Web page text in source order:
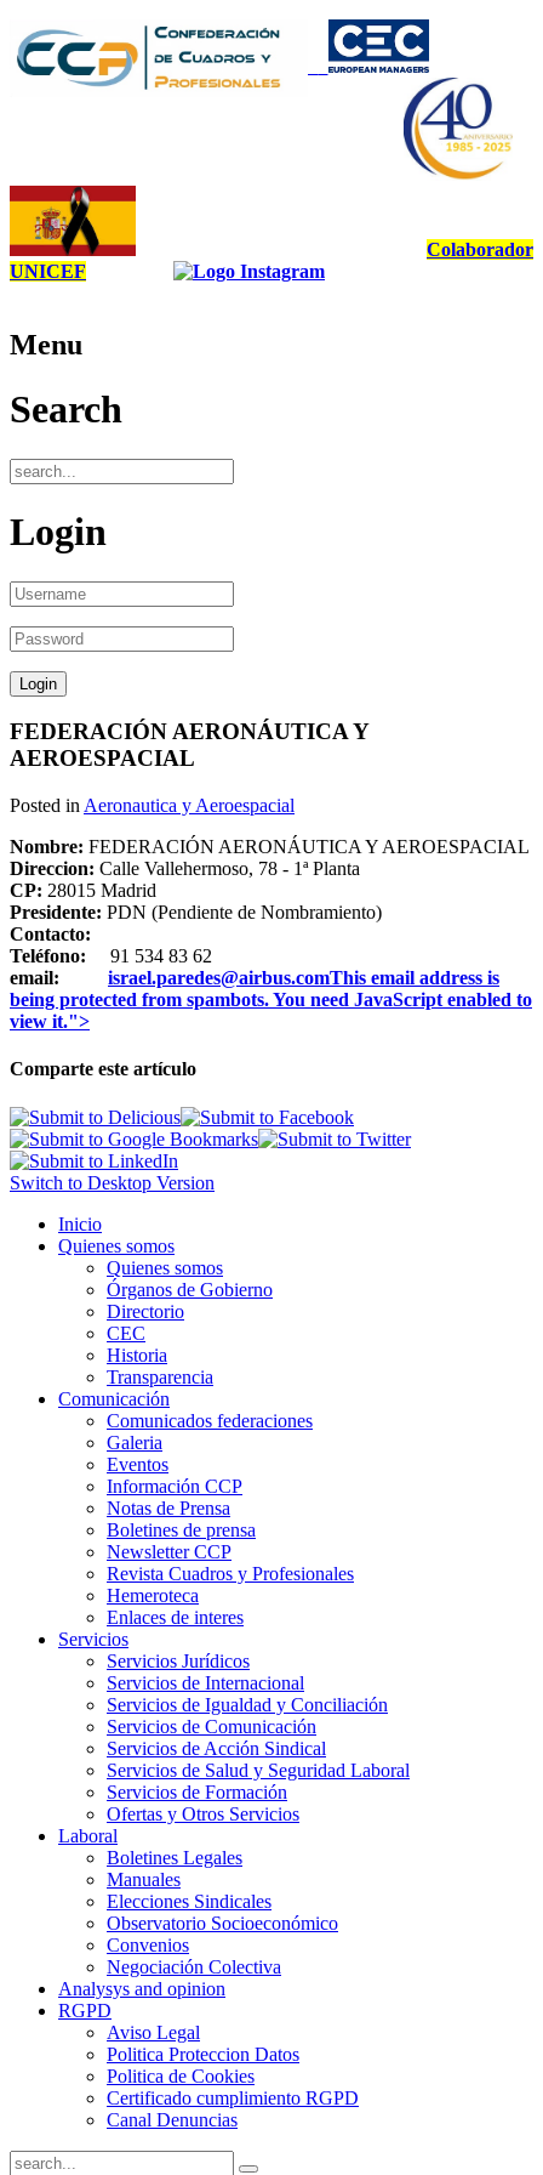
Colaborador
UNICEF
Menu
Search
Login
FEDERACIÓN AERONÁUTICA Y
AEROESPACIAL
Posted in Aeronautica y Aeroespacial
Nombre: FEDERACIÓN AERONÁUTICA Y AEROESPACIAL
Direccion: Calle Vallehermoso, 78 - 1ª Planta
CP: 28015 Madrid
Presidente: PDN (Pendiente de Nombramiento)
Contacto:
Teléfono: 91 534 83 62
email:
israel.paredes@airbus.comThis email address is
being protected from spambots. You need JavaScript enabled to
view it.">
Comparte este artículo
Switch to Desktop Version
Inicio
Quienes somos
Quienes somos
Órganos de Gobierno
Directorio
CEC
Historia
Transparencia
Comunicación
Comunicados federaciones
Galeria
Eventos
Información CCP
Notas de Prensa
Boletines de prensa
Newsletter CCP
Revista Cuadros y Profesionales
Hemeroteca
Enlaces de interes
Servicios
Servicios Jurídicos
Servicios de Internacional
Servicios de Igualdad y Conciliación
Servicios de Comunicación
Servicios de Acción Sindical
Servicios de Salud y Seguridad Laboral
Servicios de Formación
Ofertas y Otros Servicios
Laboral
Boletines Legales
Manuales
Elecciones Sindicales
Observatorio Socioeconómico
Convenios
Negociación Colectiva
Analysys and opinion
RGPD
Aviso Legal
Politica Proteccion Datos
Politica de Cookies
Certificado cumplimiento RGPD
Canal Denuncias